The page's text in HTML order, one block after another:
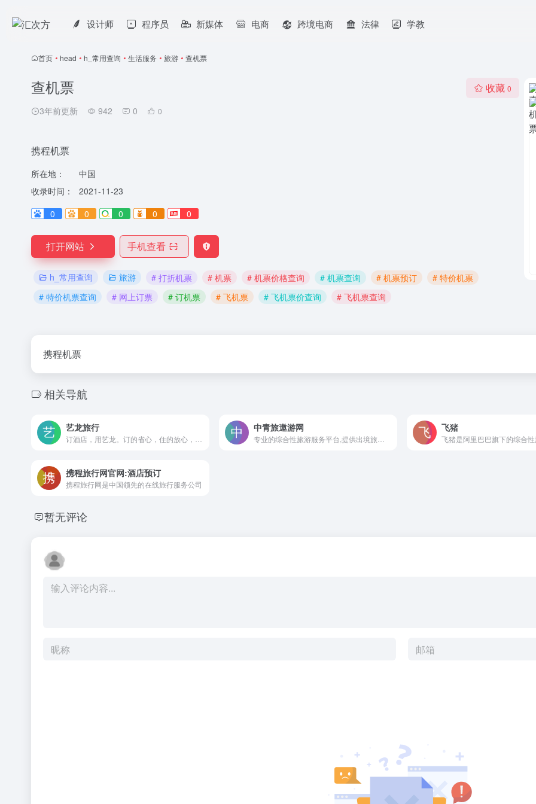
设计师 程序员 新媒体 电商 跨境电商 法律 学教
首页 • head • h_常用查询 • 生活服务 • 旅游 • 查机票
查机票
3年前更新 942 0 0
收藏 0
携程机票
所在地：
中国
收录时间：
2021-11-23
0
0 0 0 0
打开网站 手机查看
h_常用查询 旅游 # 打折机票 # 机票 # 机票价格查询 # 机票查询 # 机票预订
# 特价机票
# 特价机票查询
# 网上订票 # 订机票 # 飞机票 # 飞机票价查询 # 飞机票查询
携程机票
相关导航
艺龙旅行 中青旅遨游网 飞猪
携程旅行网官网:酒店预订
携程旅行网是中国领先的在线旅行服务公司
暂无评论